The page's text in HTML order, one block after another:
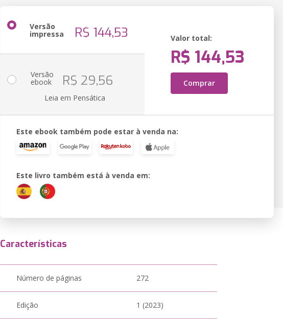
Versão
impressa R$ 144,53 Valor total:
R$ 144,53
Comprar
Versão
ebook R$ 29,56
Leia em Pensática
Este ebook também pode estar à venda na:
Este livro também está à venda em:
Características
Número de páginas 272
Edição 1 (2023)